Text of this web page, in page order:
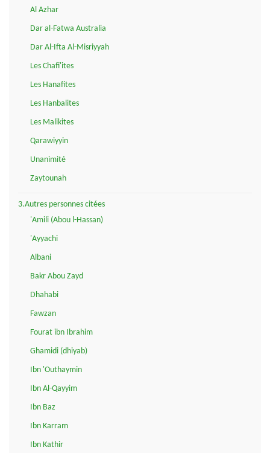
Al Azhar
Dar al-Fatwa Australia
Dar Al-Ifta Al-Misriyyah
Les Chafi'ites
Les Hanafites
Les Hanbalites
Les Malikites
Qarawiyyin
Unanimité
Zaytounah
3.Autres personnes citées
'Amili (Abou l-Hassan)
'Ayyachi
Albani
Bakr Abou Zayd
Dhahabi
Fawzan
Fourat ibn Ibrahim
Ghamidi (dhiyab)
Ibn 'Outhaymin
Ibn Al-Qayyim
Ibn Baz
Ibn Karram
Ibn Kathir